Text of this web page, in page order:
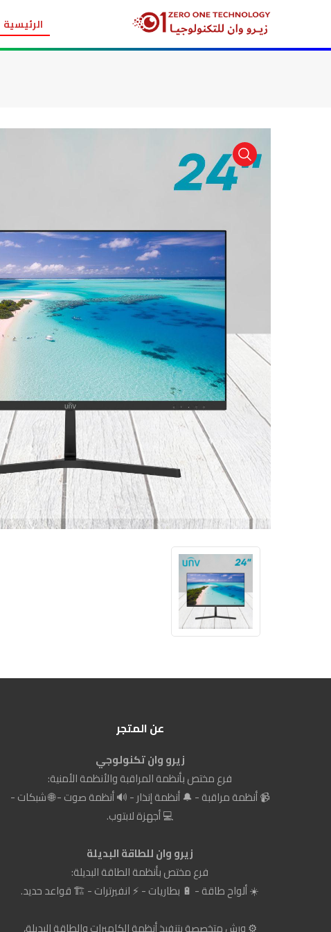
الرئيسية
item view
عن المتجر
زيرو وان تكنولوجي
فرع مختص بأنظمة المراقبة والأنظمة الأمنية:
📹 أنظمة مراقبة - 🔔 أنظمة إنذار - 🔊 أنظمة صوت - 🌐 شبكات -
💻 أجهزة لابتوب.
زيرو وان للطاقة البديلة
فرع مختص بأنظمة الطاقة البديلة:
☀️ ألواح طاقة - 🔋 بطاريات - ⚡ انفيرترات - 🏗️ قواعد حديد.
⚙️ ورش متخصصة بتنفيذ أنظمة الكاميرات والطاقة البديلة،